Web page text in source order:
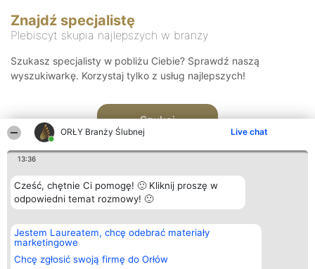
ORŁY Branży Ślubnej Live chat
13:36
Cześć, chętnie Ci pomogę! 🙂 Kliknij proszę w
odpowiedni temat rozmowy! 🙂
Jestem Laureatem, chcę odebrać materiały
marketingowe
Chcę zgłosić swoją firmę do Orłów
Znajdź specjalistę
Plebiscyt skupia najlepszych w branży
Szukasz specjalisty w pobliżu Ciebie? Sprawdź naszą
wyszukiwarkę. Korzystaj tylko z usług najlepszych!
Szukaj
Organizator plebiscytu
Bright Side Solutions sp. z o.
o. sp. k.
ul. Ruska 22
Wrocław 50-079
Plebiscyt
Laureaci
wszystkich
Laureatów
Kontakt
Kontakt